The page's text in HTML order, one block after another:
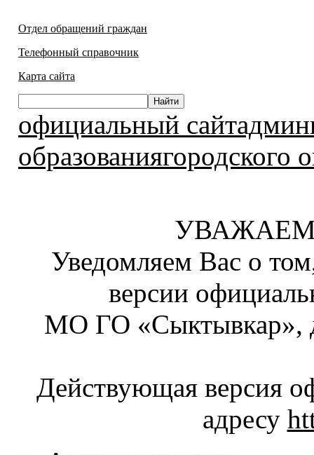
Отдел обращений граждан
Телефонный справочник
Карта сайта
официальный
образованиягородского
Уведомляем Вас о
версии
МО ГО «Сыктывкар»,
Действующая версия
адресу